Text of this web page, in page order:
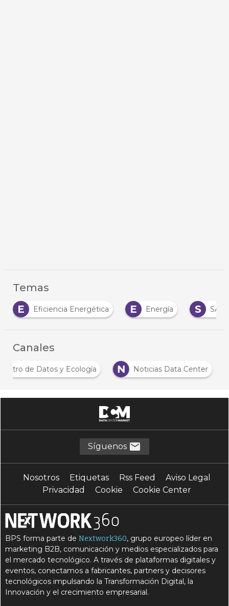
Temas
E Energía S SAI S
Canales
C
Centro de Datos y Ecología N Noticias Data
Síguenos
Nosotros Etiquetas Rss Feed
Aviso Legal
Privacidad
Cookie Cookie Center
BPS forma parte deNextwork360, grupo europeo líder en
marketing B2B, comunicación y medios especializados para
el mercado tecnológico. A través de plataformas digitales y
eventos, conectamos a fabricantes, partners y decisores
tecnológicos impulsando la Transformación Digital, la
Innovación y el crecimiento empresarial.